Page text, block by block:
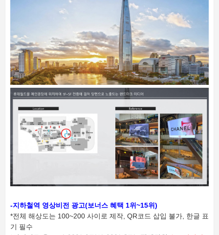
-지하철역 영상비전 광고(보너스 혜택 1위~15위)
*전체 해상도는 100~200 사이로 제작, QR코드 삽입 불가, 한글 표
기 필수